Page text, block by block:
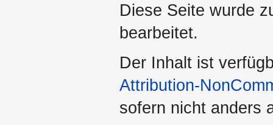
Diese Seite wurde
bearbeitet.
Der Inhalt ist
Attribution-
sofern nicht anders